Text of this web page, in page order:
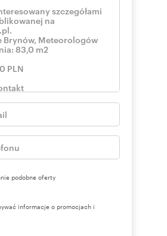
MW-2081-2
5506
podobne oferty
informacje o promocjach i